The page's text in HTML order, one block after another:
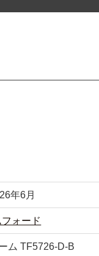
年6月
フォード
ム TF5726-D-B